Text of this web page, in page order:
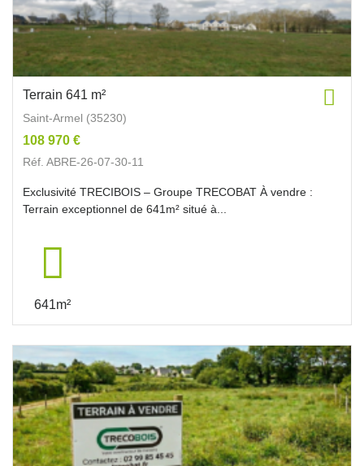
Terrain 641 m²
Saint-Armel (35230)
108 970 €
Réf. ABRE-26-07-30-11
Exclusivité TRECIBOIS – Groupe TRECOBAT À vendre :
Terrain exceptionnel de 641m² situé à...
641m²